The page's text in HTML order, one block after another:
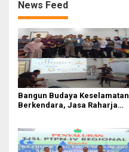
News Feed
Bangun Budaya Keselamatan
Berkendara, Jasa Raharja